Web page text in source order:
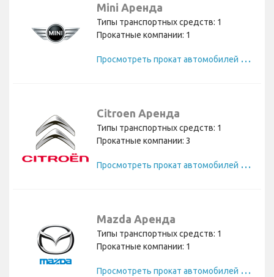
Mini Аренда
Типы транспортных средств: 1
Прокатные компании: 1
П
росмотреть прокат автомобилей Mini
Citroen Аренда
Типы транспортных средств: 1
Прокатные компании: 3
П
росмотреть прокат автомобилей Citroen
Mazda Аренда
Типы транспортных средств: 1
Прокатные компании: 1
П
росмотреть прокат автомобилей Mazda